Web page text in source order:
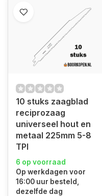
10 stuks zaagblad
reciprozaag
universeel hout en
metaal 225mm 5-8
TPI
6 op voorraad
Op werkdagen voor
16:00 uur besteld,
dezelfde dag